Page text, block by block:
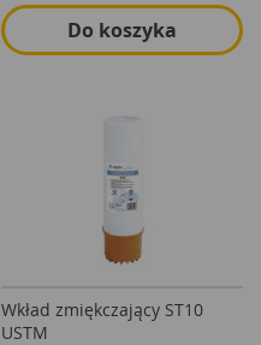
Do koszyka
Wkład zmiękczający ST10
USTM